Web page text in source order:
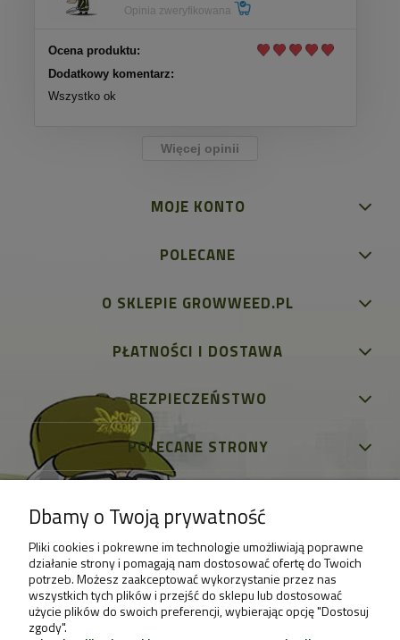
Opinia zweryfikowana
Ocena produktu:
Dodatkowy komentarz:
Wszystko ok
Więcej opinii
MOJE KONTO
POLECANE
O SKLEPIE GROWWEED.PL
PŁATNOŚCI I DOSTAWA
BEZPIECZEŃSTWO
POLECANE STRONY
Dbamy o Twoją prywatność
Pliki cookies i pokrewne im technologie umożliwiają poprawne
działanie strony i pomagają nam dostosować ofertę do Twoich
potrzeb. Możesz zaakceptować wykorzystanie przez nas
wszystkich tych plików i przejść do sklepu lub dostosować
użycie plików do swoich preferencji, wybierając opcję "Dostosuj
zgody".